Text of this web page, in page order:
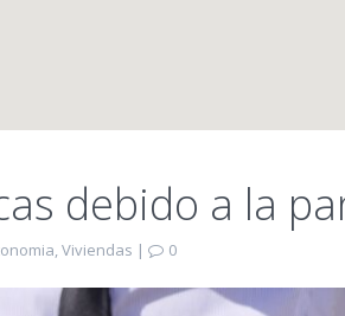
debido a la
,Viviendas | 0